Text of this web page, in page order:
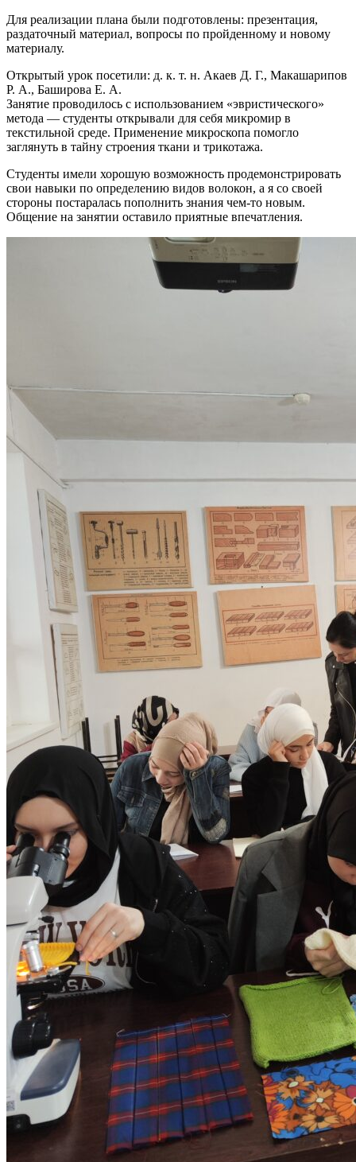
Для реализации плана были подготовлены: презентация,
раздаточный материал, вопросы по пройденному и новому
материалу.
Открытый урок посетили: д. к. т. н. Акаев Д. Г., Макашарипов
Р. А., Баширова Е. А.
Занятие проводилось с использованием «эвристического»
метода — студенты открывали для себя микромир в
текстильной среде. Применение микроскопа помогло
заглянуть в тайну строения ткани и трикотажа.
Студенты имели хорошую возможность продемонстрировать
свои навыки по определению видов волокон, а я со своей
стороны постаралась пополнить знания чем-то новым.
Общение на занятии оставило приятные впечатления.